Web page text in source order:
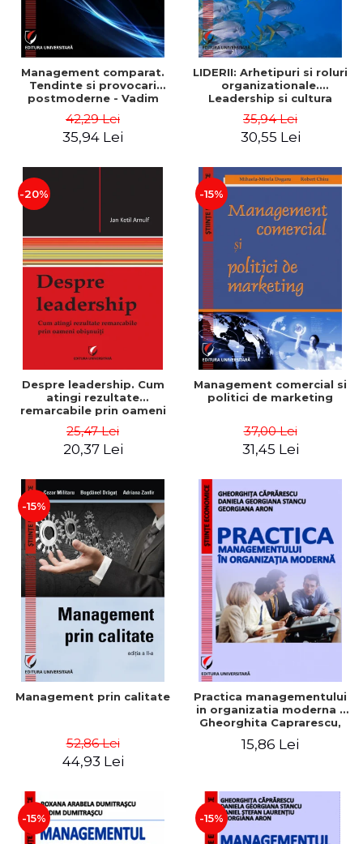
Management comparat.
Tendinte si provocari
postmoderne - Vadim
42,29 Lei
35,94 Lei
LIDERII: Arhetipuri si roluri
organizationale.
Leadership si cultura
Dumitrascu
35,94 Lei
30,55 Lei
-20%
Despre leadership. Cum
atingi rezultate
remarcabile prin oameni
25,47 Lei
20,37 Lei
-15%
Management comercial si
politici de marketing
37,00 Lei
31,45 Lei
-15%
Management prin calitate
52,86 Lei
44,93 Lei
Practica managementului
in organizatia moderna -
Gheorghita Caprarescu,
Georgiana Aron
15,86 Lei
-15% -15%